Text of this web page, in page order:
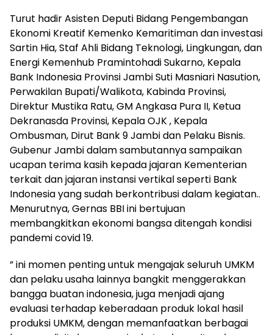
Turut hadir Asisten Deputi Bidang Pengembangan
Ekonomi Kreatif Kemenko Kemaritiman dan investasi
Sartin Hia, Staf Ahli Bidang Teknologi, Lingkungan, dan
Energi Kemenhub Pramintohadi Sukarno, Kepala
Bank Indonesia Provinsi Jambi Suti Masniari Nasution,
Perwakilan Bupati/Walikota, Kabinda Provinsi,
Direktur Mustika Ratu, GM Angkasa Pura II, Ketua
Dekranasda Provinsi, Kepala OJK , Kepala
Ombusman, Dirut Bank 9 Jambi dan Pelaku Bisnis.
Gubenur Jambi dalam sambutannya sampaikan
ucapan terima kasih kepada jajaran Kementerian
terkait dan jajaran instansi vertikal seperti Bank
Indonesia yang sudah berkontribusi dalam kegiatan..
Menurutnya, Gernas BBI ini bertujuan
membangkitkan ekonomi bangsa ditengah kondisi
pandemi covid 19.
” ini momen penting untuk mengajak seluruh UMKM
dan pelaku usaha lainnya bangkit menggerakkan
bangga buatan indonesia, juga menjadi ajang
evaluasi terhadap keberadaan produk lokal hasil
produksi UMKM, dengan memanfaatkan berbagai